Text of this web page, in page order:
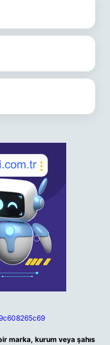
marka, kurum veya şahıs